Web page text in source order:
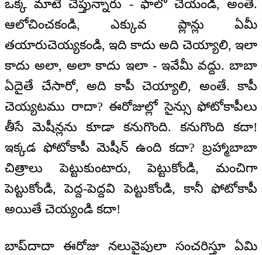
ఒక్క మాటే చెప్తున్నారు - ఫాలో చేయండి, అంతే.
ఆలోచించకండి, ఎక్కువ ప్లాన్లు ఏమీ
తయారుచెయ్యకండి, ఇది కాదు అది చెయ్యాలి, ఇలా
కాదు అలా, అలా కాదు ఇలా - ఇవేమీ వద్దు. బాబా
ఏదైతే చేసారో, అది కాపీ చెయ్యాలి, అంతే. కాపీ
చెయ్యటము రాదా? ఈరోజుల్లో సైన్సు ఫోటోకాపీలు
తీసే మెషీన్లను కూడా కనుగొంది. కనుగొంది కదా!
ఇక్కడ ఫోటోకాపీ మెషీన్ ఉంది కదా? బ్రహ్మాబాబా
చిత్రాలు పెట్టుకుంటారు, పెట్టుకోండి, మంచిగా
పెట్టుకోండి, పెద్ద-పెద్దవి పెట్టుకోండి, కానీ ఫోటోకాపీ
అయితే చెయ్యండి కదా!
బాప్‌దాదా ఈరోజు నలువైపులా సంచరిస్తూ ఏమి